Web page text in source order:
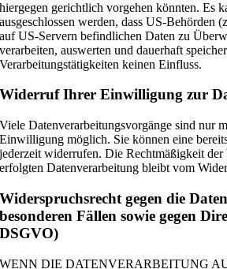
hiergegen gerichtlich vorgehen könnten. Es
ausgeschlossen werden, dass US-Behörden
auf US-Servern befindlichen Daten zu
verarbeiten, auswerten und dauerhaft
Verarbeitungstätigkeiten keinen Einfluss.
Widerruf Ihrer Einwilligung zur
Viele Datenverarbeitungsvorgänge sind nur
Einwilligung möglich. Sie können eine
jederzeit widerrufen. Die Rechtmäßigkeit
erfolgten Datenverarbeitung bleibt vom
Widerspruchsrecht gegen die
besonderen Fällen sowie gegen
DSGVO)
WENN DIE DATENVERARBEITUNG